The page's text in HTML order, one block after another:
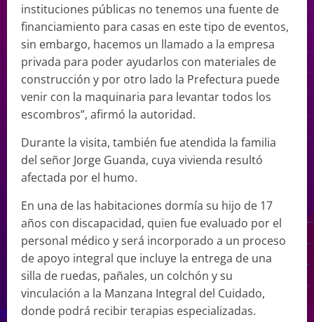
instituciones públicas no tenemos una fuente de
financiamiento para casas en este tipo de eventos,
sin embargo, hacemos un llamado a la empresa
privada para poder ayudarlos con materiales de
construcción y por otro lado la Prefectura puede
venir con la maquinaria para levantar todos los
escombros”, afirmó la autoridad.
Durante la visita, también fue atendida la familia
del señor Jorge Guanda, cuya vivienda resultó
afectada por el humo.
En una de las habitaciones dormía su hijo de 17
años con discapacidad, quien fue evaluado por el
personal médico y será incorporado a un proceso
de apoyo integral que incluye la entrega de una
silla de ruedas, pañales, un colchón y su
vinculación a la Manzana Integral del Cuidado,
donde podrá recibir terapias especializadas.